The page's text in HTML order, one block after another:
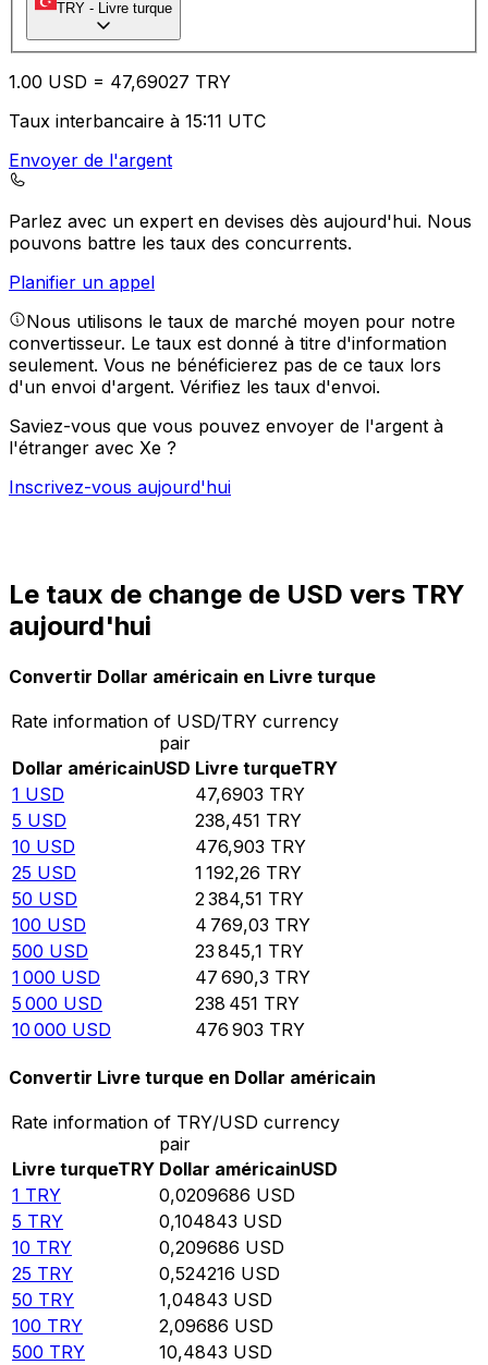
TRY - Livre turque
1.00 USD = 47,69027 TRY
Taux interbancaire à 15:11 UTC
Envoyer de l'argent
Parlez avec un expert en devises dès aujourd'hui. Nous
pouvons battre les taux des concurrents.
Planifier un appel
Nous utilisons le taux de marché moyen pour notre
convertisseur. Le taux est donné à titre d'information
seulement. Vous ne bénéficierez pas de ce taux lors
d'un envoi d'argent. Vérifiez les taux d'envoi.
Saviez-vous que vous pouvez envoyer de l'argent à
l'étranger avec Xe ?
Inscrivez-vous aujourd'hui
Le taux de change de USD vers TRY
aujourd'hui
Convertir Dollar américain en Livre turque
Rate information of USD/TRY currency
pair
Dollar américainUSD Livre turqueTRY
1 USD 47,6903 TRY
5 USD 238,451 TRY
10 USD 476,903 TRY
25 USD 1 192,26 TRY
50 USD 2 384,51 TRY
100 USD 4 769,03 TRY
500 USD 23 845,1 TRY
1 000 USD 47 690,3 TRY
5 000 USD 238 451 TRY
10 000 USD 476 903 TRY
Convertir Livre turque en Dollar américain
Rate information of TRY/USD currency
pair
Livre turqueTRY Dollar américainUSD
1 TRY 0,0209686 USD
5 TRY 0,104843 USD
10 TRY 0,209686 USD
25 TRY 0,524216 USD
50 TRY 1,04843 USD
100 TRY 2,09686 USD
500 TRY 10,4843 USD